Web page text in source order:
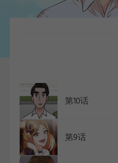
WEBTOON 第10话
第9话